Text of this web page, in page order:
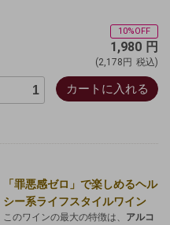
10%OFF
1,980 円
(2,178円 税込)
カートに入れる
「罪悪感ゼロ」で楽しめるヘル
シー系ライフスタイルワイン
このワインの最大の特徴は、
アルコ